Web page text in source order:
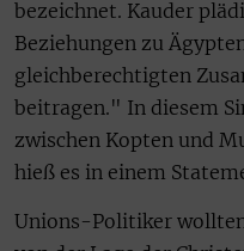
bezeichnet. Kauder
Beziehungen zu
gleichberechtigten
beitragen." In diesem
zwischen Kopten und
hieß es in einem
Unions-Politiker